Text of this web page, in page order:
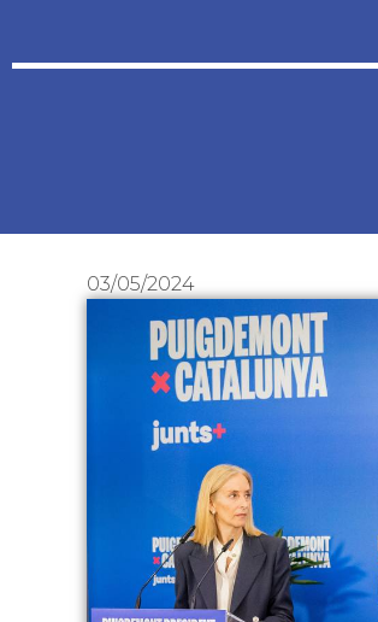
03/05/2024